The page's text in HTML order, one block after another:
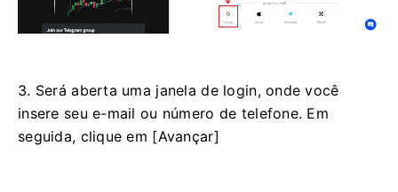
3. Será aberta uma janela de login, onde você
insere seu e-mail ou número de telefone. Em
seguida, clique em [Avançar]